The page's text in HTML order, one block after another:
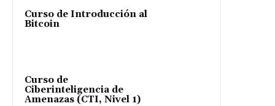
Curso de Introducción al
Bitcoin
Curso de
Ciberinteligencia de
Amenazas (CTI, Nivel 1)